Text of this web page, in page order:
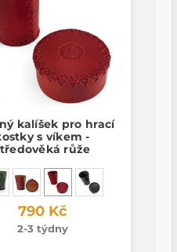
kalíšek pro hrací
s víkem -
růže
790 Kč
2-3 týdny